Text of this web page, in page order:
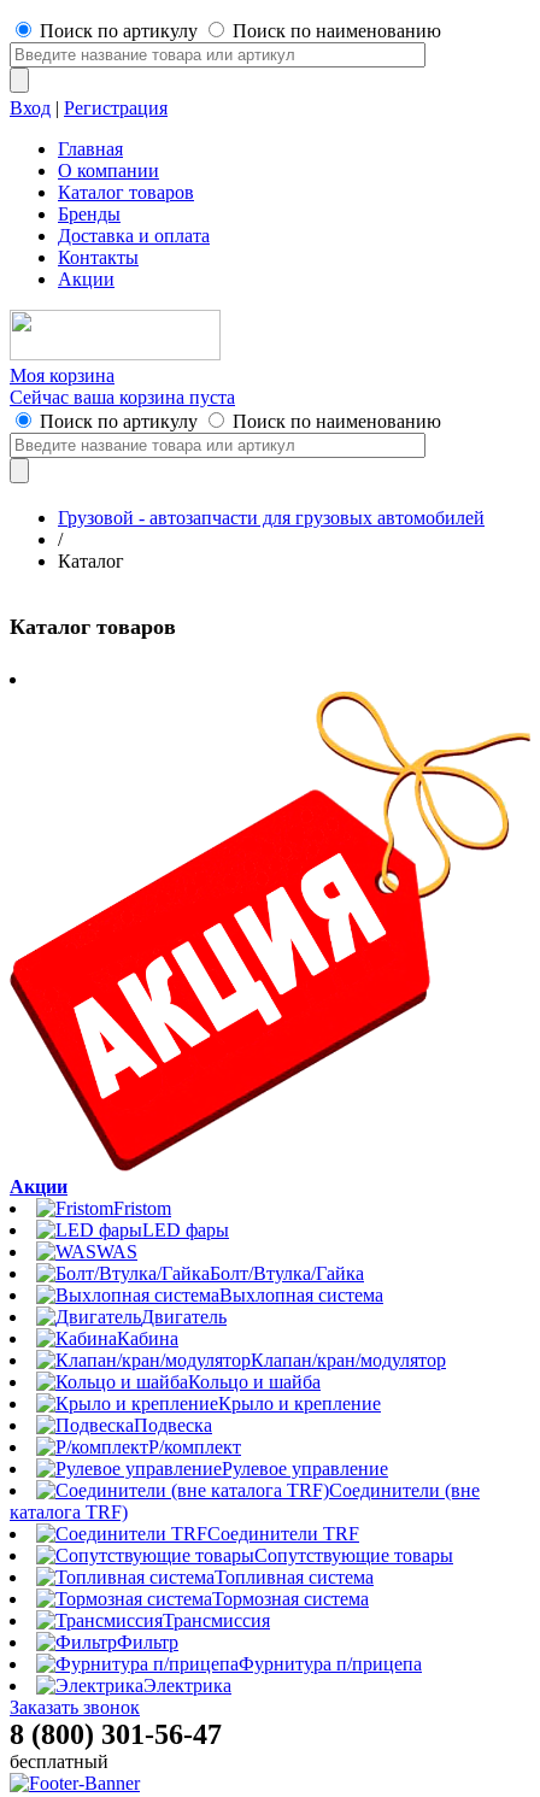
Поиск по артикулу Поиск по наименованию
Вход | Регистрация
Главная
О компании
Каталог товаров
Бренды
Доставка и оплата
Контакты
Акции
Моя корзина
Сейчас ваша корзина пуста
Поиск по артикулу
Поиск по наименованию
Грузовой - автозапчасти для грузовых автомобилей
/
Каталог
Каталог товаров
Акции
Fristom
LED фары
WAS
Болт/Втулка/Гайка
Выхлопная система
Двигатель
Кабина
Клапан/кран/модулятор
Кольцо и шайба
Крыло и крепление
Подвеска
Р/комплект
Рулевое управление
Соединители (вне
каталога TRF)
Соединители TRF
Сопутствующие товары
Топливная система
Тормозная система
Трансмиссия
Фильтр
Фурнитура п/прицепа
Электрика
Заказать звонок
8 (800) 301-56-47
бесплатный